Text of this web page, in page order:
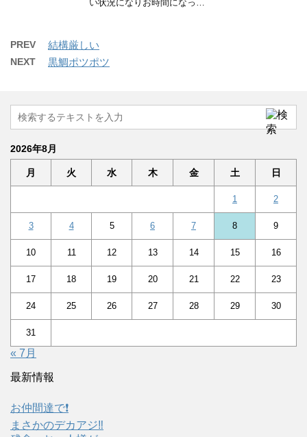
い状況になりお時間になっ…
PREV 結構厳しい
NEXT 黒鯛ポツポツ
2026年8月
月 火 水 木 金 土 日
1 2
3 4 5 6 7 8 9
10 11 12 13 14 15 16
17 18 19 20 21 22 23
24 25 26 27 28 29 30
31
« 7月
最新情報
お仲間達で❗️
まさかのデカアジ‼️